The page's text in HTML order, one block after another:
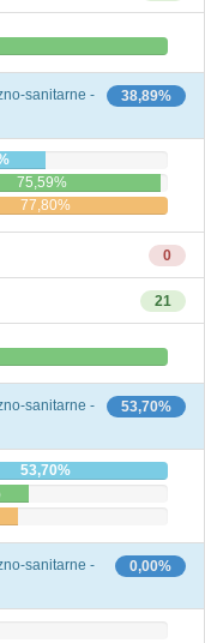
38,89%
sanitarne -
75,59%
77,80%
0
21
53,70%
sanitarne -
53,70%
0,00%
sanitarne -